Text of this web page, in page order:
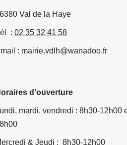
Val de la Haye
: 02 35 32 41 58
: mairie.vdlh@wanadoo.fr
d’ouverture
mardi, vendredi : 8h30-12h00
& Jeudi : 8h30-12h00